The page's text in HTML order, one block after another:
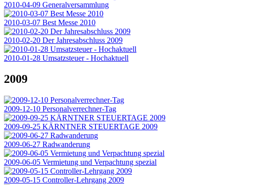
2010-04-09 Generalversammlung
2010-03-07 Best Messe 2010
2010-02-20 Der Jahresabschluss 2009
2010-01-28 Umsatzsteuer - Hochaktuell
2009
2009-12-10 Personalverrechner-Tag
2009-09-25 KÄRNTNER STEUERTAGE 2009
2009-06-27 Radwanderung
2009-06-05 Vermietung und Verpachtung spezial
2009-05-15 Controller-Lehrgang 2009